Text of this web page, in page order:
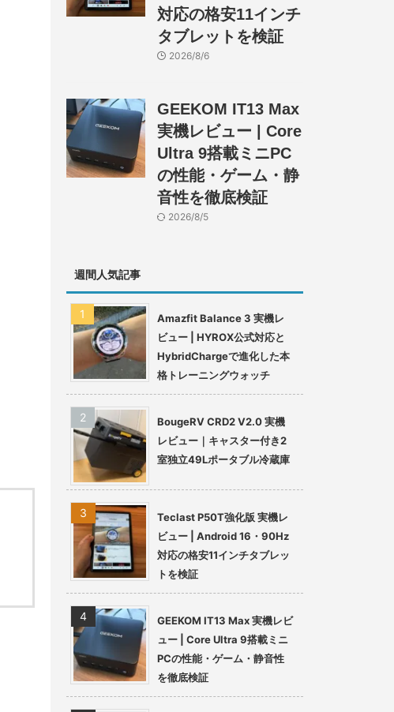
対応の格安11インチ
タブレットを検証
2026/8/6
GEEKOM IT13 Max
実機レビュー | Core
Ultra 9搭載ミニPC
の性能・ゲーム・静
音性を徹底検証
2026/8/5
週間人気記事
Amazfit Balance 3 実機レ
ビュー | HYROX公式対応と
HybridChargeで進化した本
格トレーニングウォッチ
BougeRV CRD2 V2.0 実機
レビュー｜キャスター付き2
室独立49Lポータブル冷蔵庫
Teclast P50T強化版 実機レ
ビュー | Android 16・90Hz
対応の格安11インチタブレッ
トを検証
GEEKOM IT13 Max 実機レビ
ュー | Core Ultra 9搭載ミニ
PCの性能・ゲーム・静音性
を徹底検証